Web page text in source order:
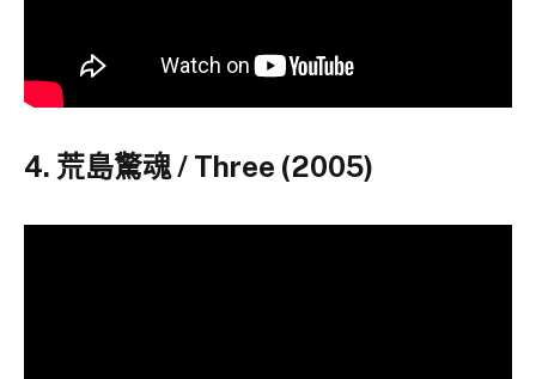
4. 荒島驚魂 / Three (2005)